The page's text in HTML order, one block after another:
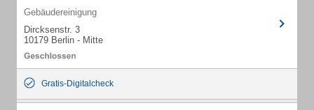
Gebäudereinigung
Dircksenstr. 3
10179 Berlin - Mitte
Gratis-Digitalcheck